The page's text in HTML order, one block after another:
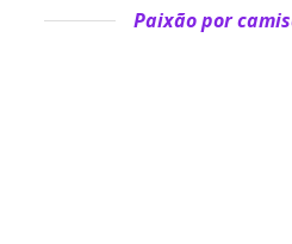
Paixão por